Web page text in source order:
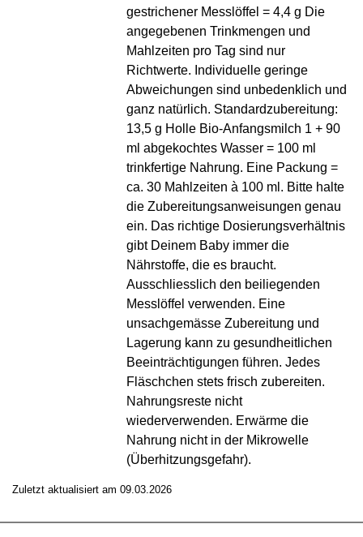
gestrichener Messlöffel = 4,4 g Die
angegebenen Trinkmengen und
Mahlzeiten pro Tag sind nur
Richtwerte. Individuelle geringe
Abweichungen sind unbedenklich und
ganz natürlich. Standardzubereitung:
13,5 g Holle Bio-Anfangsmilch 1 + 90
ml abgekochtes Wasser = 100 ml
trinkfertige Nahrung. Eine Packung =
ca. 30 Mahlzeiten à 100 ml. Bitte halte
die Zubereitungsanweisungen genau
ein. Das richtige Dosierungsverhältnis
gibt Deinem Baby immer die
Nährstoffe, die es braucht.
Ausschliesslich den beiliegenden
Messlöffel verwenden. Eine
unsachgemässe Zubereitung und
Lagerung kann zu gesundheitlichen
Beeinträchtigungen führen. Jedes
Fläschchen stets frisch zubereiten.
Nahrungsreste nicht
wiederverwenden. Erwärme die
Nahrung nicht in der Mikrowelle
(Überhitzungsgefahr).
Zuletzt aktualisiert am 09.03.2026